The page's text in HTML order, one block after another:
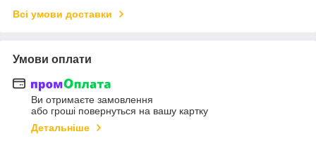
Всі умови доставки
Умови оплати
Ви отримаєте замовлення
або гроші повернуться на вашу картку
Детальніше